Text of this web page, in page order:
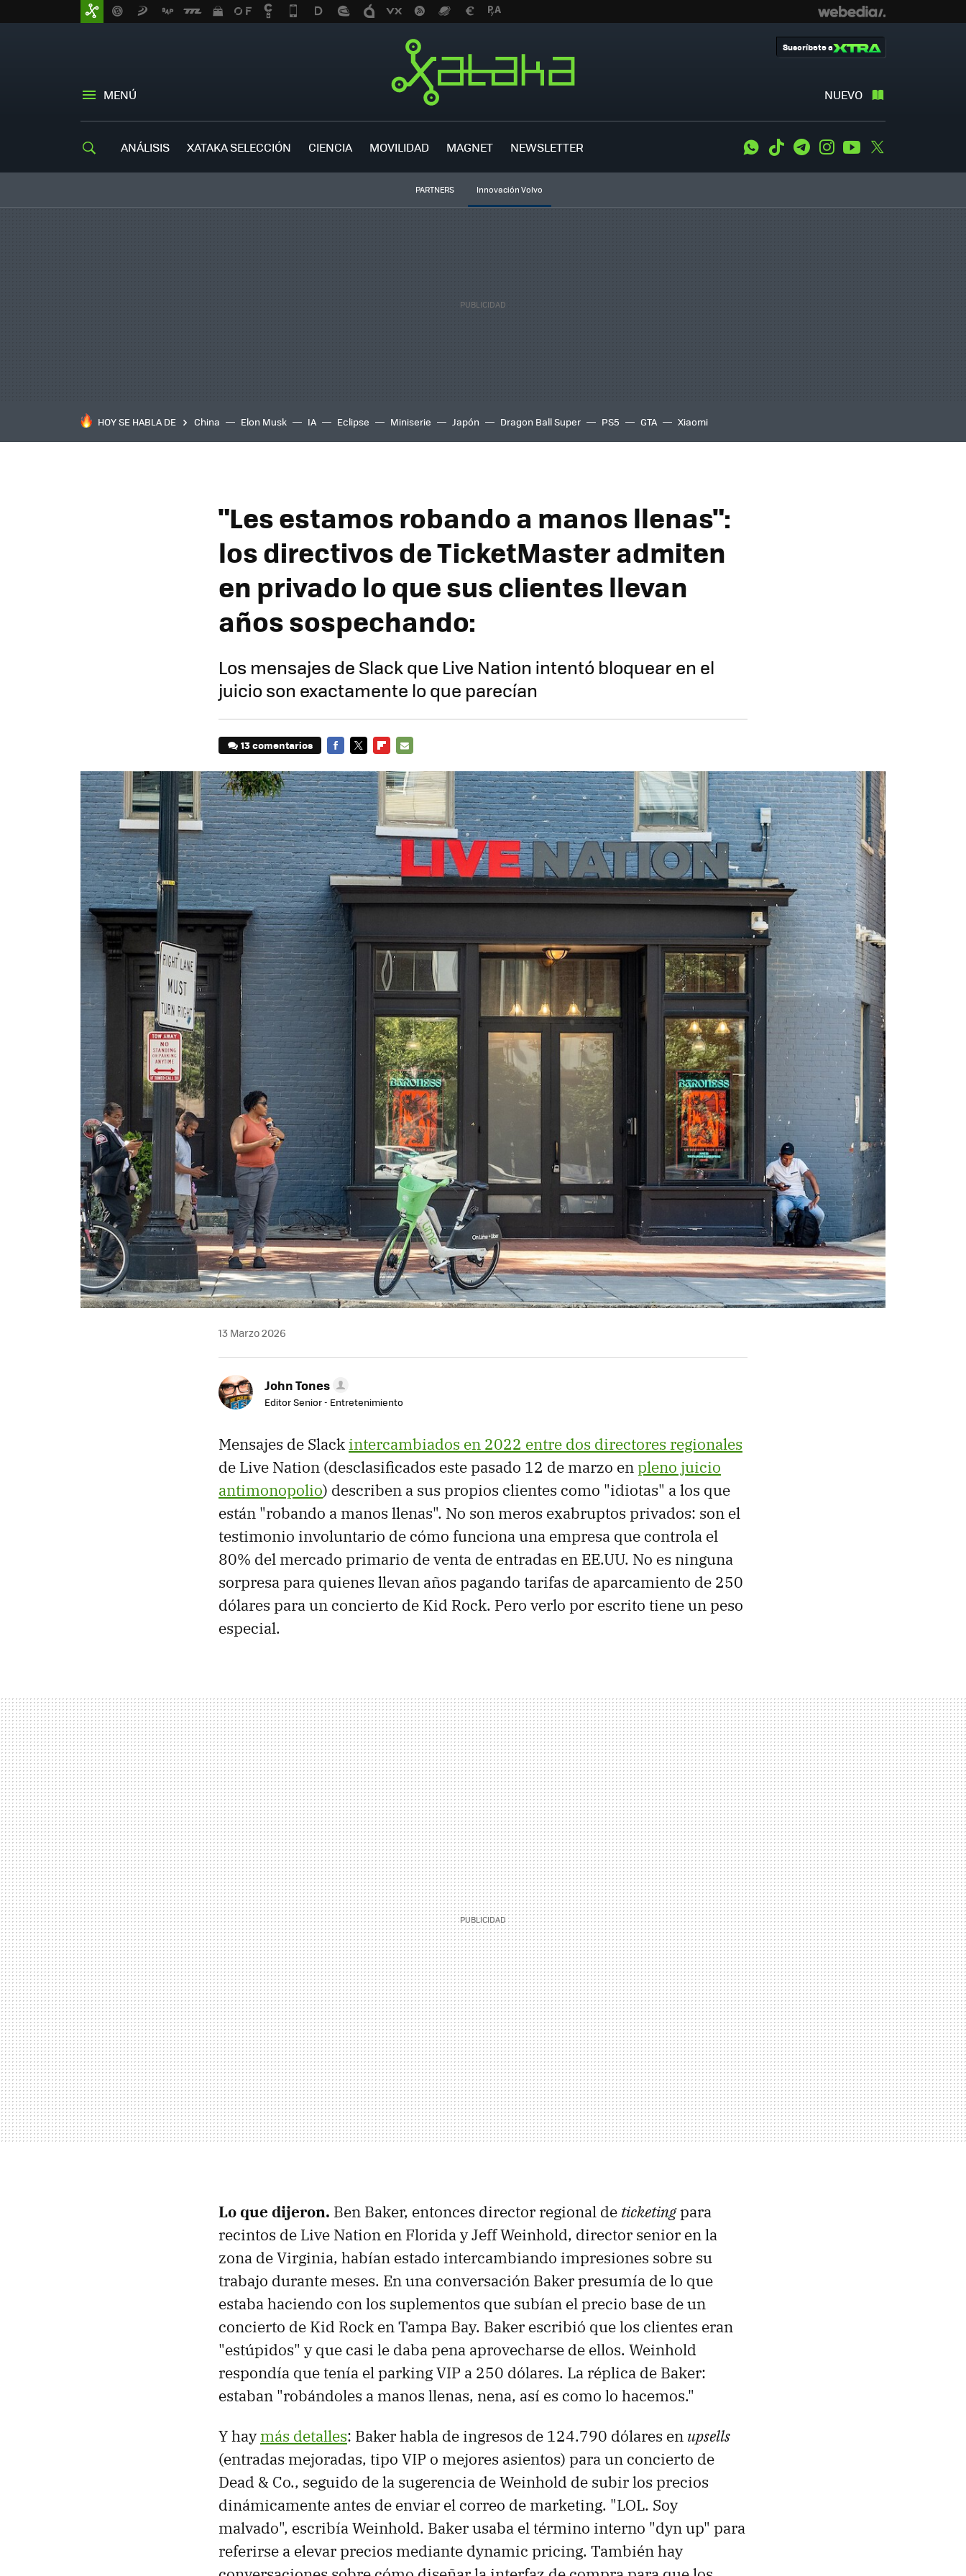
MENÚ NUEVO
Suscríbete a
ANÁLISIS XATAKA SELECCIÓN CIENCIA MOVILIDAD MAGNET NEWSLETTER WhatsApp
Tiktok TelegramInstagramYoutube
PARTNERS Innovación Volvo
HOY SE HABLA DE China Elon Musk IA Eclipse Miniserie Japón Dragon Ball Super PS5 GTA Xiaomi
"Les estamos robando a manos llenas":
los directivos de TicketMaster admiten
en privado lo que sus clientes llevan
años sospechando:
Los mensajes de Slack que Live Nation intentó bloquear en el
juicio son exactamente lo que parecían
13 comentarios
MAIL
13 Marzo 2026
John Tones
Editor Senior - Entretenimiento
Mensajes de Slack intercambiados en 2022 entre dos directores regionales
de Live Nation (desclasificados este pasado 12 de marzo enpleno juicio
antimonopolio) describen a sus propios clientes como "idiotas" a los que
están "robando a manos llenas". No son meros exabruptos privados: son el
testimonio involuntario de cómo funciona una empresa que controla el
80% del mercado primario de venta de entradas en EE.UU. No es ninguna
sorpresa para quienes llevan años pagando tarifas de aparcamiento de 250
dólares para un concierto de Kid Rock. Pero verlo por escrito tiene un peso
especial.
Lo que dijeron. Ben Baker, entonces director regional de ticketingpara
recintos de Live Nation en Florida y Jeff Weinhold, director senior en la
zona de Virginia, habían estado intercambiando impresiones sobre su
trabajo durante meses. En una conversación Baker presumía de lo que
estaba haciendo con los suplementos que subían el precio base de un
concierto de Kid Rock en Tampa Bay. Baker escribió que los clientes eran
"estúpidos" y que casi le daba pena aprovecharse de ellos. Weinhold
respondía que tenía el parking VIP a 250 dólares. La réplica de Baker:
estaban "robándoles a manos llenas, nena, así es como lo hacemos."
Y haymás detalles: Baker habla de ingresos de 124.790 dólares en upsells
(entradas mejoradas, tipo VIP o mejores asientos) para un concierto de
Dead & Co., seguido de la sugerencia de Weinhold de subir los precios
dinámicamente antes de enviar el correo de marketing. "LOL. Soy
malvado", escribía Weinhold. Baker usaba el término interno "dyn up" para
referirse a elevar precios mediante dynamic pricing. También hay